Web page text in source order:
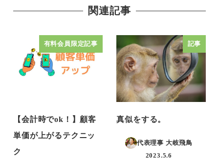
関連記事
有料会員限定記事
【会計時でok！】顧客
単価が上がるテクニッ
ク
記事
真似をする。
代表理事 大岐飛鳥
2023.5.6